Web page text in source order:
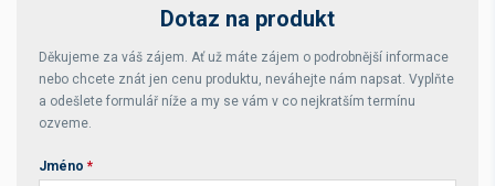
Dotaz na produkt
Děkujeme za váš zájem. Ať už máte zájem o podrobnější informace
nebo chcete znát jen cenu produktu, neváhejte nám napsat. Vyplňte
a odešlete formulář níže a my se vám v co nejkratším termínu
ozveme.
Jméno *